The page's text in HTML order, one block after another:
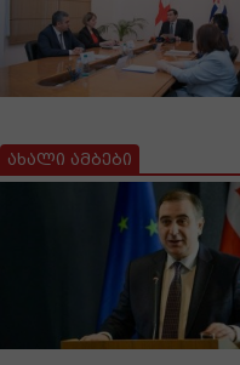
ახალი ამბები